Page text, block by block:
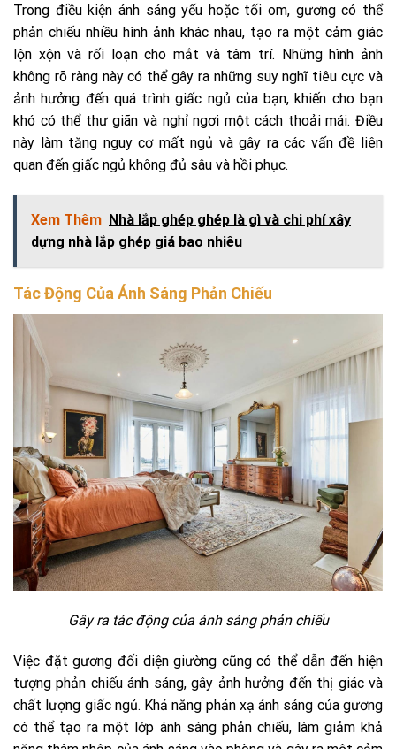
Trong điều kiện ánh sáng yếu hoặc tối om, gương có thể
phản chiếu nhiều hình ảnh khác nhau, tạo ra một cảm giác
lộn xộn và rối loạn cho mắt và tâm trí. Những hình ảnh
không rõ ràng này có thể gây ra những suy nghĩ tiêu cực và
ảnh hưởng đến quá trình giấc ngủ của bạn, khiến cho bạn
khó có thể thư giãn và nghỉ ngơi một cách thoải mái. Điều
này làm tăng nguy cơ mất ngủ và gây ra các vấn đề liên
quan đến giấc ngủ không đủ sâu và hồi phục.
Xem Thêm Nhà lắp ghép ghép là gì và chi phí xây
dựng nhà lắp ghép giá bao nhiêu
Tác Động Của Ánh Sáng Phản Chiếu
Gây ra tác động của ánh sáng phản chiếu
Việc đặt gương đối diện giường cũng có thể dẫn đến hiện
tượng phản chiếu ánh sáng, gây ảnh hưởng đến thị giác và
chất lượng giấc ngủ. Khả năng phản xạ ánh sáng của gương
có thể tạo ra một lớp ánh sáng phản chiếu, làm giảm khả